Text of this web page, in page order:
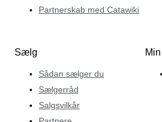
Partnerskab med Catawiki
Sælg
Sådan sælger du
Sælgerråd
Salgsvilkår